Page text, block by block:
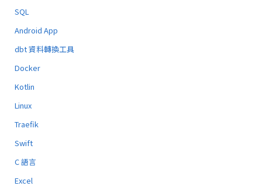
SQL
Android App
dbt 資料轉換工具
Docker
Kotlin
Linux
Traefik
Swift
C 語言
Excel